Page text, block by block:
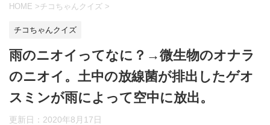
HOME >チコちゃんクイズ >
チコちゃんクイズ
雨のニオイってなに？→微生物のオナラ
のニオイ。土中の放線菌が排出したゲオ
スミンが雨によって空中に放出。
更新日： 2020年8月17日